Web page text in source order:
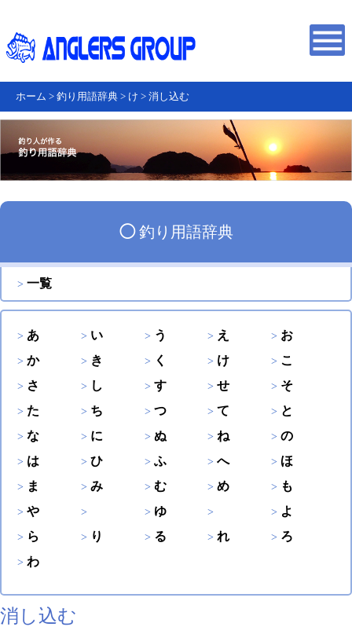
ホーム > 釣り用語辞典 > け > 消し込む
◯釣り用語辞典
一覧
あ い う え
お
か
き く け
こ
さ
し す せ
そ
た
ち つ て
と
な
に ぬ ね
の
は
ひ ふ へ
ほ
ま
み む め
も
や
ゆ
よ
ら
り る れ
ろ
わ
消し込む